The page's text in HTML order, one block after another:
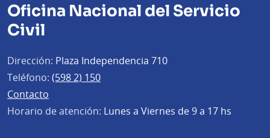
Oficina Nacional del Servicio
Civil
Dirección: Plaza Independencia 710
Teléfono: (598 2) 150
Contacto
Horario de atención: Lunes a Viernes de 9 a 17 hs